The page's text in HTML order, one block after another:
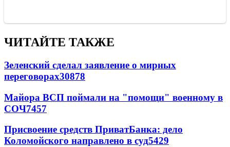
ЧИТАЙТЕ ТАКЖЕ
Зеленский сделал заявление о мирных
переговорах30878
Майора ВСП поймали на "помощи" военному в
СОЧ7457
Присвоение средств ПриватБанка: дело
Коломойского направлено в суд5429